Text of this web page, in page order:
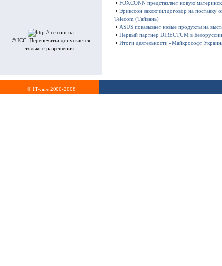
© ICC. Перепечатка допускается
только с разрешения .
• FOXCONN представляет новую
• Эрикссон заключил договор на поставку
Telecom (Тайвань)
• ASUS показывает новые продукты на
• Первый партнер DIRECTUM в
• Итоги деятельности «Майкрософт
© ITware 2000-2008